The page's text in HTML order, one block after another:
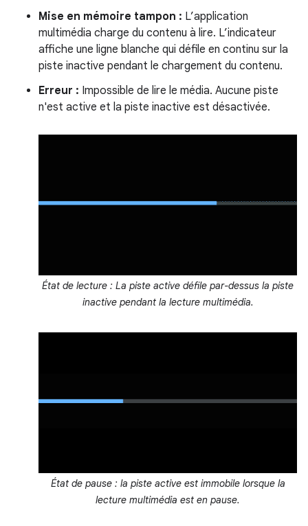
Mise en mémoire tampon : L’application
multimédia charge du contenu à lire. L’indicateur
affiche une ligne blanche qui défile en continu sur la
piste inactive pendant le chargement du contenu.
Erreur : Impossible de lire le média. Aucune piste
n'est active et la piste inactive est désactivée.
État de lecture : La piste active défile par-dessus la piste
inactive pendant la lecture multimédia.
État de pause : la piste active est immobile lorsque la
lecture multimédia est en pause.